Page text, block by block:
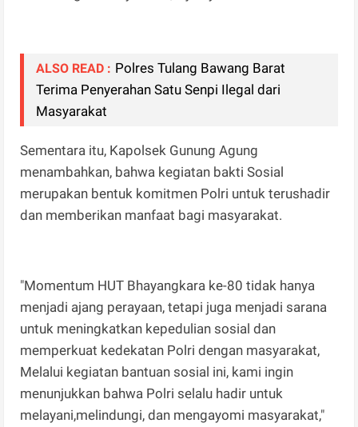
ALSO READ : Polres Tulang Bawang Barat
Terima Penyerahan Satu Senpi Ilegal dari
Masyarakat
Sementara itu, Kapolsek Gunung Agung
menambahkan, bahwa kegiatan bakti Sosial
merupakan bentuk komitmen Polri untuk terushadir
dan memberikan manfaat bagi masyarakat.
"Momentum HUT Bhayangkara ke-80 tidak hanya
menjadi ajang perayaan, tetapi juga menjadi sarana
untuk meningkatkan kepedulian sosial dan
memperkuat kedekatan Polri dengan masyarakat,
Melalui kegiatan bantuan sosial ini, kami ingin
menunjukkan bahwa Polri selalu hadir untuk
melayani,melindungi, dan mengayomi masyarakat,"